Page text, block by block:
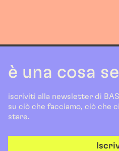
è una cosa
iscriviti alla newsletter di
su ciò che facciamo, ciò che
stare.